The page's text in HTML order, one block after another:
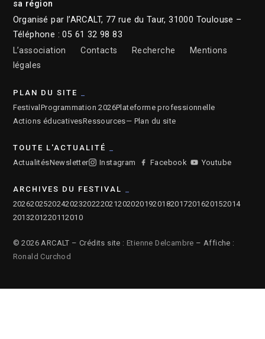
sa région
Organisé par l’ARCALT, 77 rue du Taur, 31000 Toulouse –
Téléphone : 05 61 32 98 83
L’association
Contacts Recherche
Mentions
légales
PLAN DU SITE
Festival Programmation 2026Plateforme professionnelle
Actions éducativesRessources— Plan du site
TOUTE L'ACTUALITÉ
ActualitésNewsletter Instagram Facebook Youtube
ARCHIVES DU FESTIVAL
2026202520242023202220212020201920182017201620152014
2013201220112010
© 2026 ARCALT – Crédits site : Etienne Delcambre – Affiche :
Ronald Curchod